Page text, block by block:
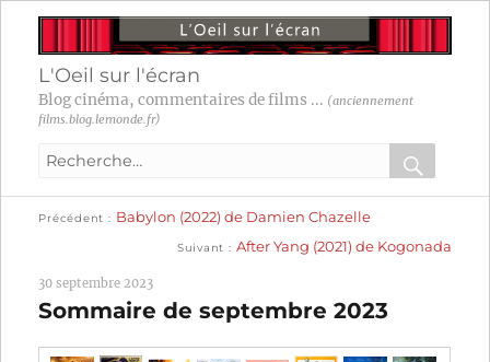
L'Oeil sur l'écran
Blog cinéma, commentaires de films ... (anciennement
films.blog.lemonde.fr)
Recherche
:
OK
Navigation
l’article
Précédent
précédente :
Babylon (2022) de Damien Chazelle
Suivant
suivante :
After Yang (2021) de Kogonada
30 septembre 2023
Sommaire de septembre 2023